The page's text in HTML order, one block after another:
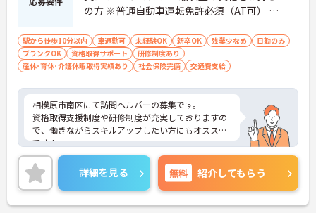
の方 ※普通自動車運転免許必須（AT可） ※
訪問介護経験のある方歓迎
駅から徒歩10分以内 車通勤可 未経験OK 新卒OK 残業少なめ
日勤のみ
ブランクOK
資格取得サポート
研修制度あり
産休･育休･介護休暇取得実績あり
社会保険完備 交通費支給
相模原市南区にて訪問ヘルパーの募集です。
資格取得支援制度や研修制度が充実しておりますの
で、働きながらスキルアップしたい方にもオススメ
です！
また完全週休2日制、残業少なめなのでプライベー
トの時間を確保して頂けますよ◎
ご興味のある方には、面接対策ポイントなど、さら
に詳細をお話しいたしますので、お気軽にご相談く
ださい。
詳細を見る 無料 紹介してもらう